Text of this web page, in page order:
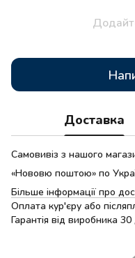
Доставка
Самовивіз з нашого
«Нововю поштою» по
Більше інформації про
Оплата кур'єру або
Гарантія від виробника 30